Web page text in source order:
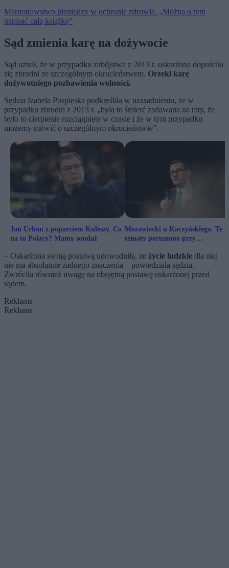
Marnotrawstwo pieniędzy w ochronie zdrowia. „Można o tym
napisać całą książkę”
Sąd zmienia karę na dożywocie
Sąd uznał, że w przypadku zabójstwa z 2013 r. oskarżona dopuściła
się zbrodni ze szczególnym okrucieństwem. Orzekł karę
dożywotniego pozbawienia wolności.
Sędzia Izabela Pospieska podkreśliła w uzasadnieniu, że w
przypadku zbrodni z 2013 r. „była to śmierć zadawana na raty, że
było to cierpienie rozciągnięte w czasie i że w tym przypadku
możemy mówić o szczególnym okrucieństwie”.
Jan Urban z poparciem Kuleszy. Co
na to Polacy? Mamy sondaż
Morawiecki u Kaczyńskiego. Te
tematy poruszono przy
– Oskarżona swoją postawą udowodniła, że życie ludzkie dla niej
nie ma absolutnie żadnego znaczenia – powiedziała sędzia.
Zwróciła również uwagę na obojętną postawę oskarżonej przed
sądem.
Reklama
Reklama